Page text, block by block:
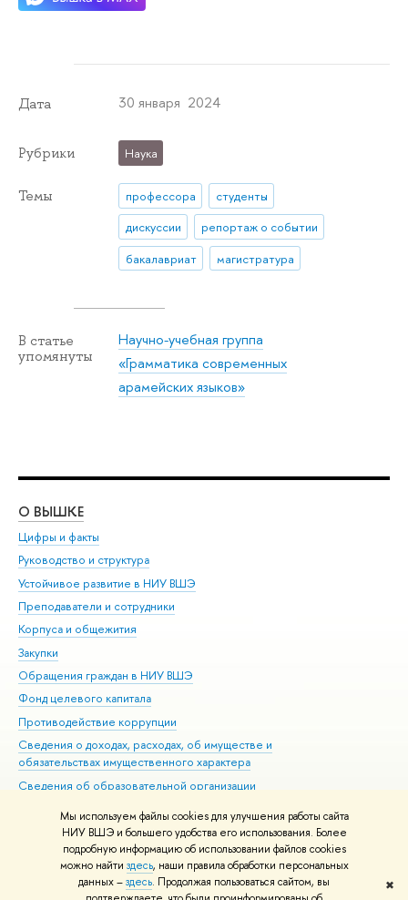
Мы используем файлы cookies для улучшения работы сайта
НИУ ВШЭ и большего удобства его использования. Более
подробную информацию об использовании файлов cookies
можно найти здесь, наши правила обработки персональных
данных –здесь. Продолжая пользоваться сайтом, вы
✖
Дата 30 января 2024
Рубрики Наука
Темы профессора
студенты
дискуссии
репортаж о событии
бакалавриат
магистратура
В статье
упомянуты
Научно-учебная группа
«Грамматика современных
арамейских языков»
О ВЫШКЕ
Цифры и факты
Руководство и структура
Устойчивое развитие в НИУ ВШЭ
Преподаватели и сотрудники
Корпуса и общежития
Закупки
Обращения граждан в НИУ ВШЭ
Фонд целевого капитала
Противодействие коррупции
Сведения о доходах, расходах, об имуществе и
обязательствах имущественного характера
Сведения об образовательной организации
Людям с ограниченными возможностями здоровья
Единая платежная страница
Работа в Вышке